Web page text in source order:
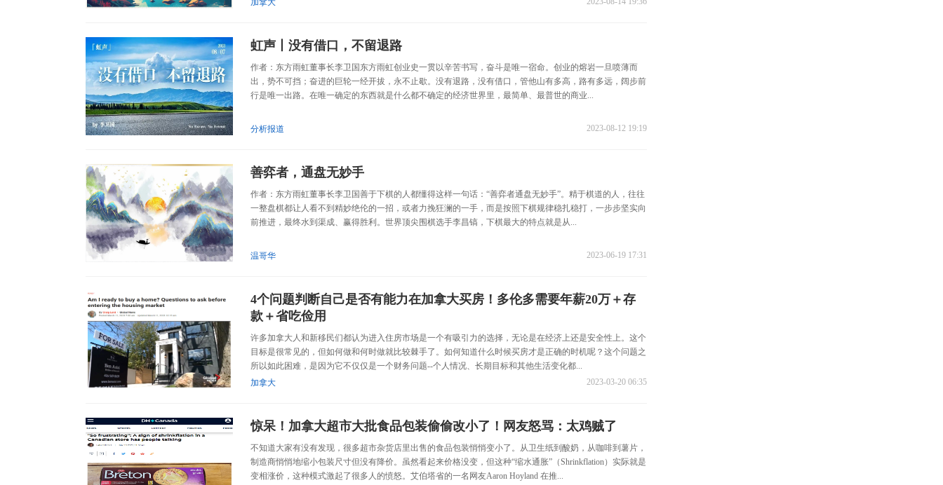
加拿大
虹声丨没有借口，不留退路
作者：东方雨虹董事长李卫国东方雨虹创业史一贯以辛苦书写，奋斗是唯一宿命。创业的熔岩一旦喷薄而
出，势不可挡；奋进的巨轮一经开拔，永不止歇。没有退路，没有借口，管他山有多高，路有多远，阔步前
行是唯一出路。在唯一确定的东西就是什么都不确定的经济世界里，最简单、最普世的商业...
2023-08-12 19:19
分析报道
善弈者，通盘无妙手
作者：东方雨虹董事长李卫国善于下棋的人都懂得这样一句话：“善弈者通盘无妙手”。精于棋道的人，往往
一整盘棋都让人看不到精妙绝伦的一招，或者力挽狂澜的一手，而是按照下棋规律稳扎稳打，一步步坚实向
前推进，最终水到渠成、赢得胜利。世界顶尖围棋选手李昌镐，下棋最大的特点就是从...
2023-06-19 17:31
温哥华
4个问题判断自己是否有能力在加拿大买房！多伦多需要年薪20万＋存
款＋省吃俭用
许多加拿大人和新移民们都认为进入住房市场是一个有吸引力的选择，无论是在经济上还是安全性上。这个
目标是很常见的，但如何做和何时做就比较棘手了。如何知道什么时候买房才是正确的时机呢？这个问题之
所以如此困难，是因为它不仅仅是一个财务问题--个人情况、长期目标和其他生活变化都...
2023-03-20 06:35
加拿大
惊呆！加拿大超市大批食品包装偷偷改小了！网友怒骂：太鸡贼了
不知道大家有没有发现，很多超市杂货店里出售的食品包装悄悄变小了。从卫生纸到酸奶，从咖啡到薯片，
制造商悄悄地缩小包装尺寸但没有降价。虽然看起来价格没变，但这种“缩水通胀”（Shrinkflation）实际就是
变相涨价，这种模式激起了很多人的愤怒。艾伯塔省的一名网友Aaron Hoyland 在推...